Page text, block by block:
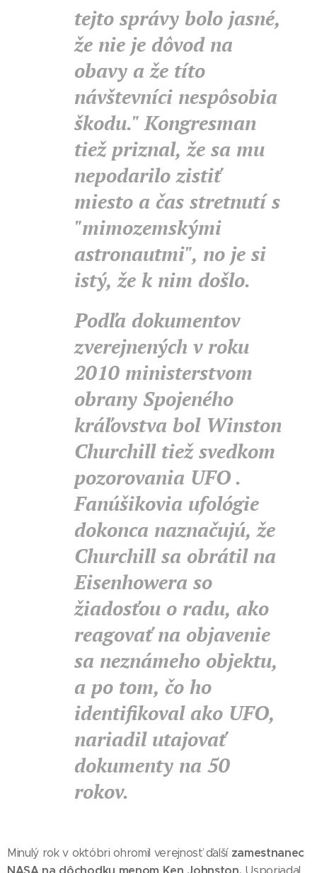
tejto správy bolo jasné,
že nie je dôvod na
obavy a že títo
návštevníci nespôsobia
škodu." Kongresman
tiež priznal, že sa mu
nepodarilo zistiť
miesto a čas stretnutí s
"mimozemskými
astronautmi", no je si
istý, že k nim došlo.
Podľa dokumentov
zverejnených v roku
2010 ministerstvom
obrany Spojeného
kráľovstva bol Winston
Churchill tiež svedkom
pozorovania UFO .
Fanúšikovia ufológie
dokonca naznačujú, že
Churchill sa obrátil na
Eisenhowera so
žiadosťou o radu, ako
reagovať na objavenie
sa neznámeho objektu,
a po tom, čo ho
identifikoval ako UFO,
nariadil utajovať
dokumenty na 50
rokov.
Minulý rok v októbri ohromil verejnosť ďalší zamestnanec